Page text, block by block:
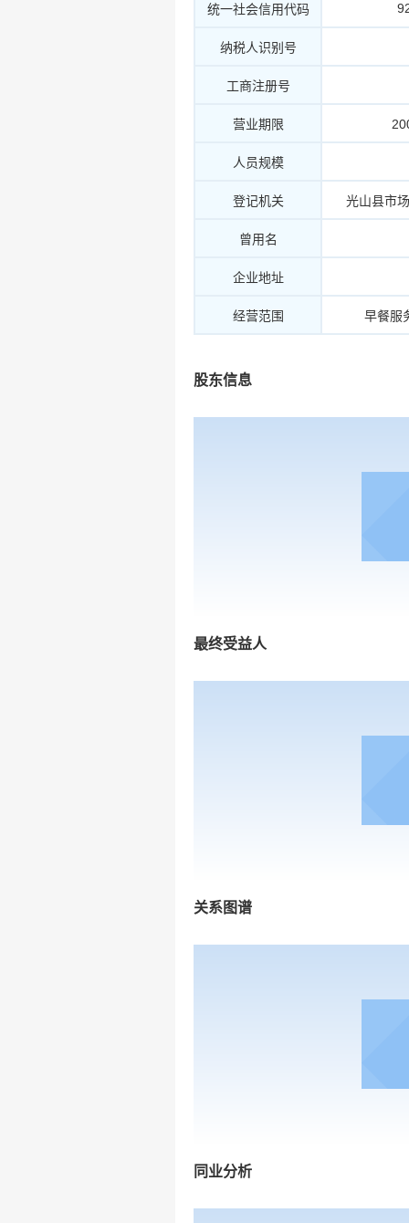
统一社会信用代码
纳税人识别号
工商注册号
营业期限
人员规模
登记机关 光山县市
曾用名
企业地址
经营范围 早餐服
股东信息
最终受益人
关系图谱
同业分析